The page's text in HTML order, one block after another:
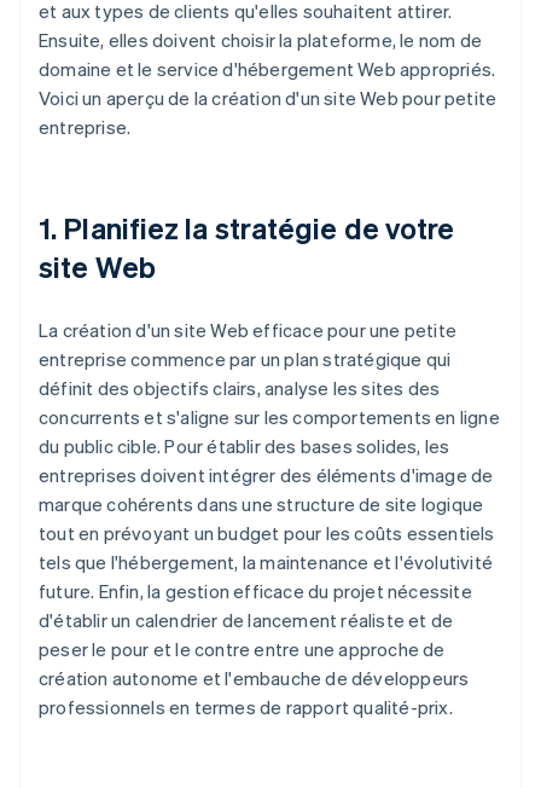
et aux types de clients qu'elles souhaitent attirer.
Ensuite, elles doivent choisir la plateforme, le nom de
domaine et le service d'hébergement Web appropriés.
Voici un aperçu de la création d'un site Web pour petite
entreprise.
1. Planifiez la stratégie de votre
site Web
La création d'un site Web efficace pour une petite
entreprise commence par un plan stratégique qui
définit des objectifs clairs, analyse les sites des
concurrents et s'aligne sur les comportements en ligne
du public cible. Pour établir des bases solides, les
entreprises doivent intégrer des éléments d'image de
marque cohérents dans une structure de site logique
tout en prévoyant un budget pour les coûts essentiels
tels que l'hébergement, la maintenance et l'évolutivité
future. Enfin, la gestion efficace du projet nécessite
d'établir un calendrier de lancement réaliste et de
peser le pour et le contre entre une approche de
création autonome et l'embauche de développeurs
professionnels en termes de rapport qualité-prix.